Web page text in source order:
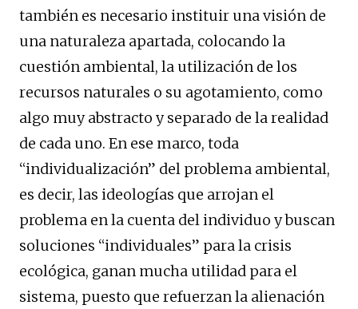
también es necesario instituir una visión de
una naturaleza apartada, colocando la
cuestión ambiental, la utilización de los
recursos naturales o su agotamiento, como
algo muy abstracto y separado de la realidad
de cada uno. En ese marco, toda
“individualización” del problema ambiental,
es decir, las ideologías que arrojan el
problema en la cuenta del individuo y buscan
soluciones “individuales” para la crisis
ecológica, ganan mucha utilidad para el
sistema, puesto que refuerzan la alienación